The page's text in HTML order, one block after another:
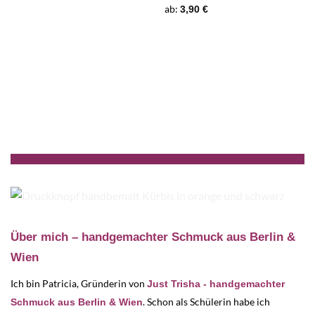
ab: 3,90 €
Über mich – handgemachter Schmuck aus Berlin &
Wien
Ich bin Patricia, Gründerin von Just Trisha - handgemachter
Schmuck aus Berlin & Wien. Schon als Schülerin habe ich